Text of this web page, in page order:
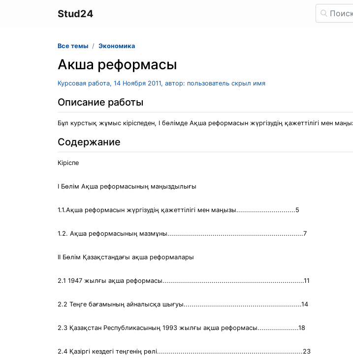
Stud24
Все темы Экономика
Акша реформасы
Курсовая работа, 14 Ноября 2011, автор: пользователь скрыл имя
Описание работы
Бұл курстық жұмыс кіріспеден, І бөлімде Ақша реформасын жүргізудің қажеттілігі мен
Содержание
Кіріспе
І Бөлім Ақша реформасының маңыздылығы
1.1.Ақша реформасын жүргізудің қажеттілігі мен маңызы..............................5
1.2. Ақша реформасының мазмұны.....................................................................7
ІІ Бөлім Қазақстандағы ақша реформалары
2.1 1947 жылғы ақша реформасы........................................................................11
2.2 Теңге бағамының айналысқа шығуы............................................................14
2.3 Қазақстан Республикасының 1993 жылғы ақша реформасы.....................18
2.4 Қазіргі кездегі теңгенің рөлі..........................................................................23